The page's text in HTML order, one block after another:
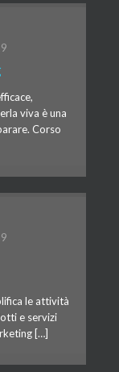
viva è una
Corso
le attività
e servizi
[…]